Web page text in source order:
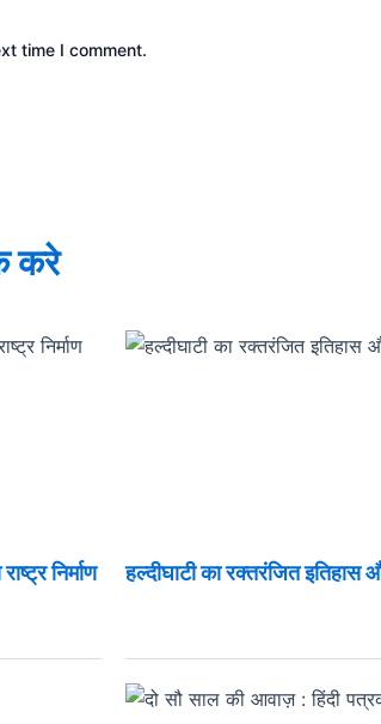
time I comment.
करे
निर्माण
हल्दीघाटी का रक्तरंजित